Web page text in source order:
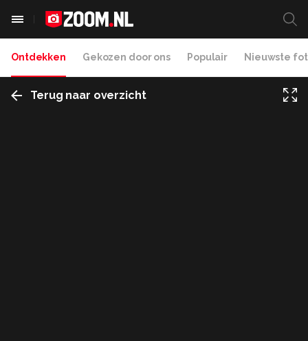
Ontdekken Gekozen door ons Populair Nieuwste
Terug naar overzicht